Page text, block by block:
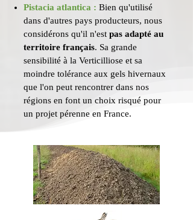
Pistacia atlantica : Bien qu'utilisé
dans d'autres pays producteurs, nous
considérons qu'il n'est pas adapté au
territoire français. Sa grande
sensibilité à la Verticilliose et sa
moindre tolérance aux gels hivernaux
que l'on peut rencontrer dans nos
régions en font un choix risqué pour
un projet pérenne en France.